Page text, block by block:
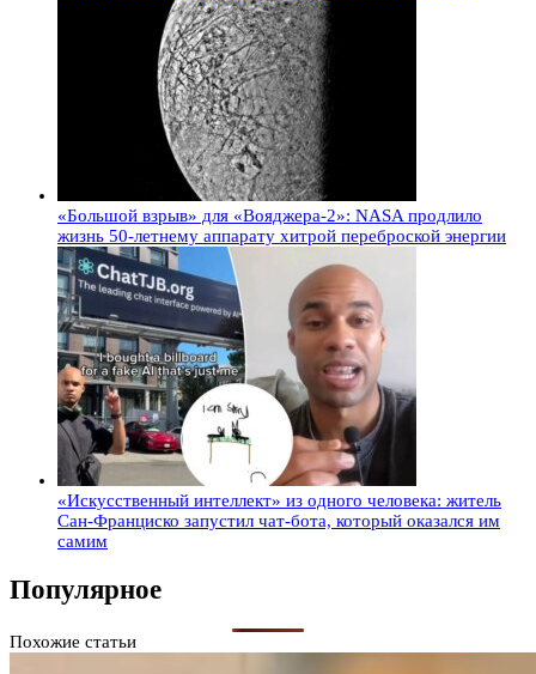
«Большой взрыв» для «Вояджера-2»: NASA продлило
жизнь 50-летнему аппарату хитрой переброской энергии
«Искусственный интеллект» из одного человека: житель
Сан-Франциско запустил чат-бота, который оказался им
самим
Популярное
Похожие статьи